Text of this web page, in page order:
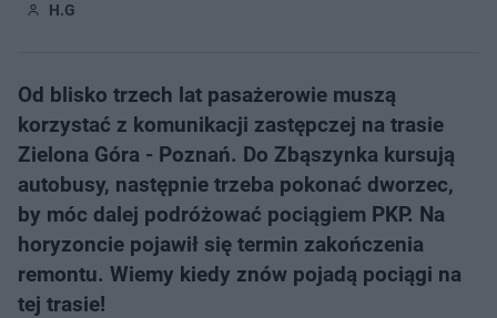
H.G
Od blisko trzech lat pasażerowie muszą
korzystać z komunikacji zastępczej na trasie
Zielona Góra - Poznań. Do Zbąszynka kursują
autobusy, następnie trzeba pokonać dworzec,
by móc dalej podróżować pociągiem PKP. Na
horyzoncie pojawił się termin zakończenia
remontu. Wiemy kiedy znów pojadą pociągi na
tej trasie!